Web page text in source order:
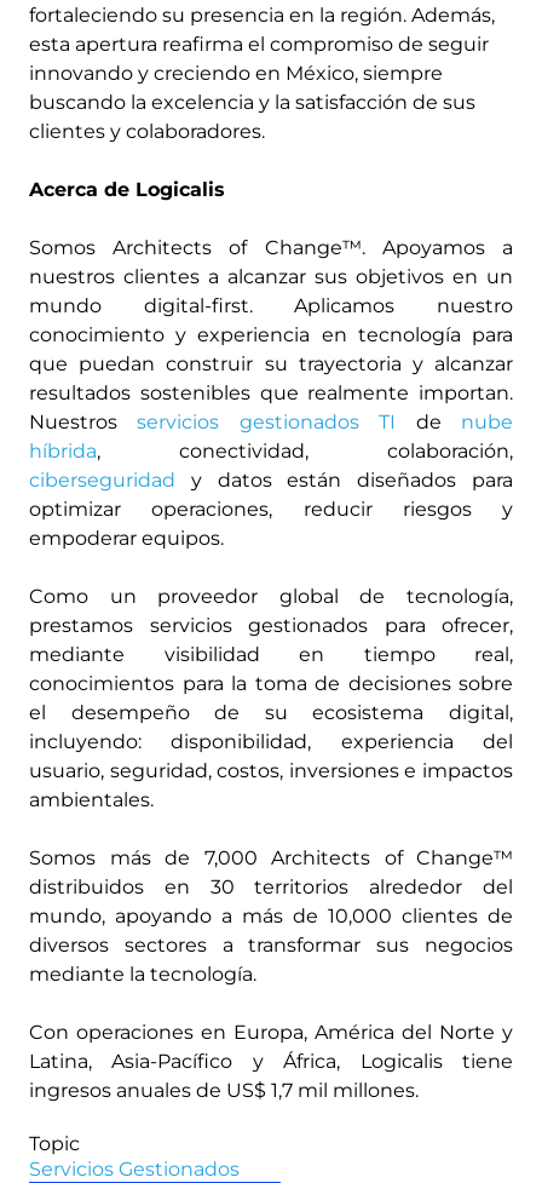
fortaleciendo su presencia en la región. Además,
esta apertura reafirma el compromiso de seguir
innovando y creciendo en México, siempre
buscando la excelencia y la satisfacción de sus
clientes y colaboradores.
Acerca de Logicalis
Somos Architects of Change™. Apoyamos a
nuestros clientes a alcanzar sus objetivos en un
mundo digital-first. Aplicamos nuestro
conocimiento y experiencia en tecnología para
que puedan construir su trayectoria y alcanzar
resultados sostenibles que realmente importan.
Nuestrosservicios gestionados TI de nube
híbrida, conectividad, colaboración,
ciberseguridad
y datos están diseñados para
optimizar operaciones, reducir riesgos y
empoderar equipos.
Como un proveedor global de tecnología,
prestamos servicios gestionados para ofrecer,
mediante visibilidad en tiempo real,
conocimientos para la toma de decisiones sobre
el desempeño de su ecosistema digital,
incluyendo: disponibilidad, experiencia del
usuario, seguridad, costos, inversiones e impactos
ambientales.
Somos más de 7,000 Architects of Change™
distribuidos en 30 territorios alrededor del
mundo, apoyando a más de 10,000 clientes de
diversos sectores a transformar sus negocios
mediante la tecnología.
Con operaciones en Europa, América del Norte y
Latina, Asia-Pacífico y África, Logicalis tiene
ingresos anuales de US$ 1,7 mil millones.
Topic
Servicios Gestionados